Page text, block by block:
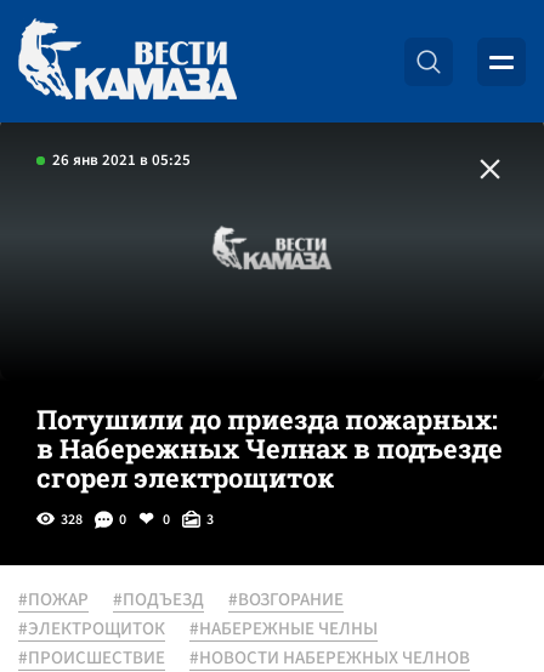
26 янв 2021 в 05:25
Потушили до приезда пожарных:
в Набережных Челнах в подъезде
сгорел электрощиток
328 0 0 3
#ПОЖАР #ПОДЪЕЗД
#ВОЗГОРАНИЕ
#ЭЛЕКТРОЩИТОК
#НАБЕРЕЖНЫЕ ЧЕЛНЫ
#ПРОИСШЕСТВИЕ
#НОВОСТИ НАБЕРЕЖНЫХ ЧЕЛНОВ